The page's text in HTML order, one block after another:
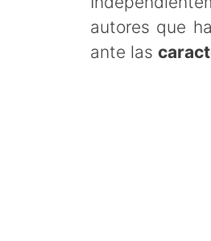
autores que
ante las